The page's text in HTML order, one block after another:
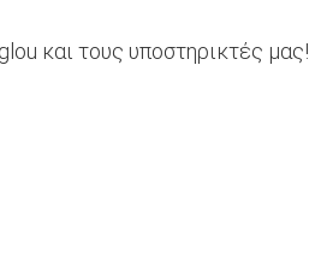
και τους υποστηρικτές μας!